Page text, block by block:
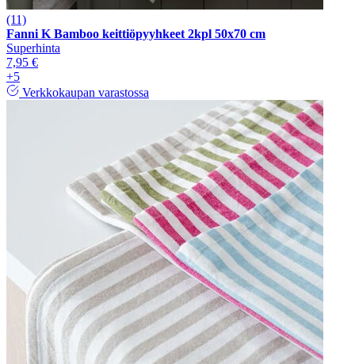
(11)
Fanni K Bamboo keittiöpyyhkeet 2kpl 50x70 cm
Superhinta
7,95 €
+5
Verkkokaupan varastossa